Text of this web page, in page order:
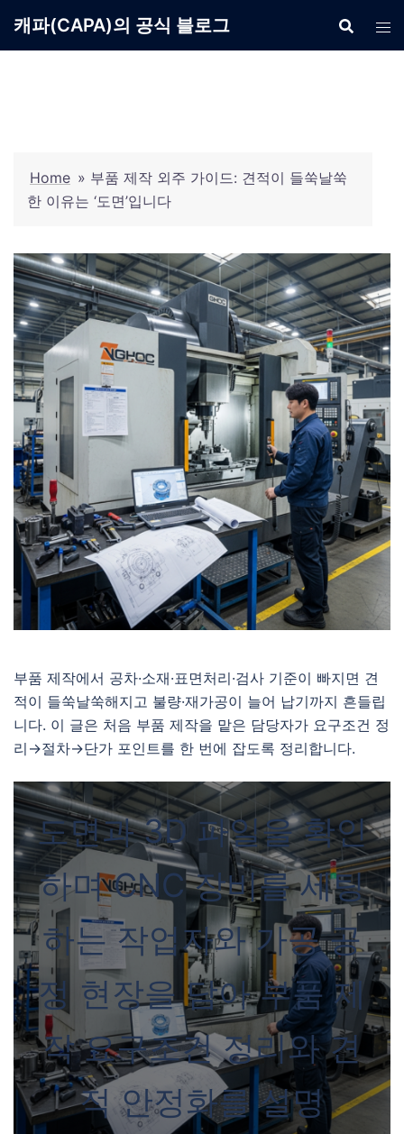
캐파(CAPA)의 공식 블로그
Home » 부품 제작 외주 가이드: 견적이 들쑥날쑥
한 이유는 ‘도면’입니다
부품 제작에서 공차·소재·표면처리·검사 기준이 빠지면 견
적이 들쑥날쑥해지고 불량·재가공이 늘어 납기까지 흔들립
니다. 이 글은 처음 부품 제작을 맡은 담당자가 요구조건 정
리→절차→단가 포인트를 한 번에 잡도록 정리합니다.
도면과 3D 파일을 확인
하며 CNC 장비를 세팅
하는 작업자와 가공 공
정 현장을 담아 부품 제
작 요구조건 정리와 견
적 안정화를 설명